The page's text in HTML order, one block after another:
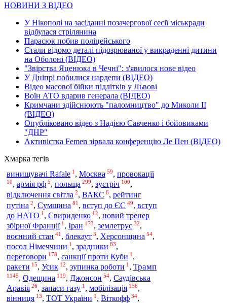
НОВИНИ З ВІДЕО
У Нікополі на засіданні позачергової сесії міськради
відбулася стрілянина
Парасюк побив поліцейського
Стали відомо деталі підозрюваної у викраденні дитини
на Оболоні (ВІДЕО)
"Звірства Яценюка в Чечні": з'явилося нове відео
У Дніпрі побилися нардепи (ВІДЕО)
Відео масової бійки підлітків у Львові
Воїн АТО вдарив генерала (ВІДЕО)
Кримчани здійснюють "паломництво" до Миколи ІІ
(ВІДЕО)
Опубліковано відео з Надією Савченко і бойовиками
"ДНР"
Активістка Femen зірвала конференцію Ле Пен (ВІДЕО)
Хмарка тегів
винищувачі Rafale 1 , Москва 59, провокації
10, армія рф 5, польща 299, зустріч 100,
відключення світла 2, ВАКС 6, рейтинг
путіна 2, Сумщина 81 , вступ до ЄС 49, вступ
до НАТО 1 , Свириденко 12, новий тренер
збірної Франції 1 , Іран 173, землетрус 32,
воєнний стан 41 , блекаут 3, Херсонщина 54,
посол Німеччини 1 , зрадники 83,
переговори 178, санкції проти Куби 1 ,
ракети 15, Усик 12, зупинка роботи 1, Трамп
1145, Одещина 119, Джонсон 54, Саудівська
Аравія 26, запаси газу 1 , мобілізація 156,
вінниця 13, ТОТ України 1, Віткофф 34,